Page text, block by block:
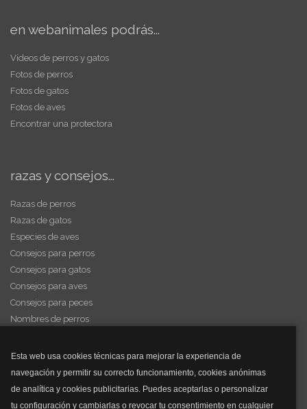
Esta web usa cookies técnicas para mejorar la experiencia de
navegación y permitir su correcto funcionamiento, cookies anónimas
de analítica y cookies publicitarias. Puedes aceptarlas o personalizar
tu configuración y cambiarlas o revocar tu consentimiento en cualquier
en webanimales podrás...
Vídeos de perros y gatos
Fotos de perros
Fotos de gatos
Fotos de aves
Encontrar una protectora
razas y consejos...
Razas de perros
Razas de gatos
Especies de aves
Consejos para perros
Consejos para gatos
Consejos para aves
Consejos para peces
Nombres de perros
y mucho más...